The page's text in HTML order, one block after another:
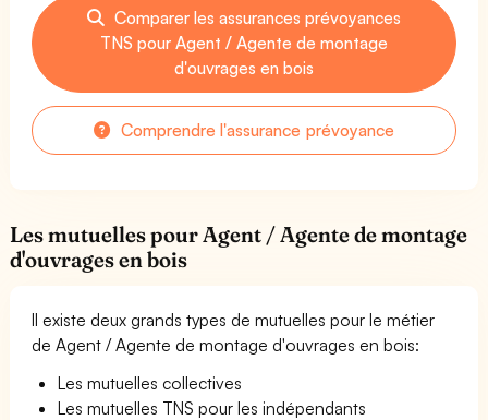
Comparer les assurances prévoyances
TNS pour Agent / Agente de montage
d'ouvrages en bois
Comprendre l'assurance prévoyance
Les mutuelles pour Agent / Agente de montage
d'ouvrages en bois
Il existe deux grands types de mutuelles pour le métier
de Agent / Agente de montage d'ouvrages en bois:
Les mutuelles collectives
Les mutuelles TNS pour les indépendants